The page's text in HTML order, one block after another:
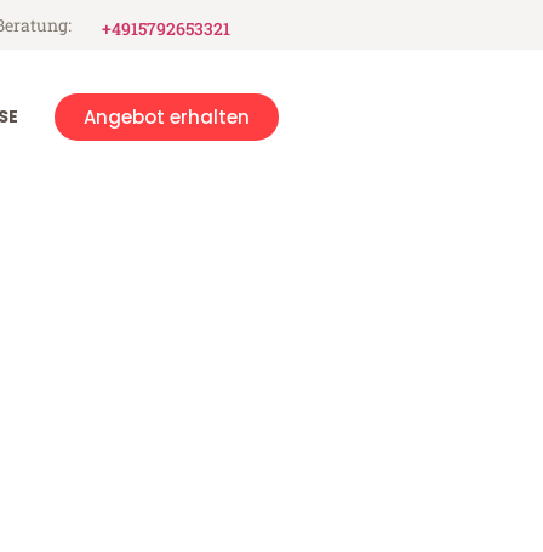
+4915792653321
Angebot erhalten